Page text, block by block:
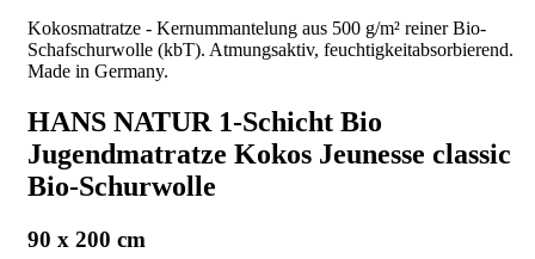
Kokosmatratze - Kernummantelung aus 500 g/m² reiner Bio-
Schafschurwolle (kbT). Atmungsaktiv, feuchtigkeitabsorbierend.
Made in Germany.
HANS NATUR 1-Schicht Bio
Jugendmatratze Kokos Jeunesse classic
Bio-Schurwolle
90 x 200 cm